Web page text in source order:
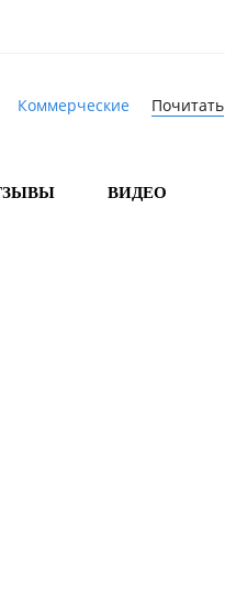
Коммерческие Почитать
ВИДЕО